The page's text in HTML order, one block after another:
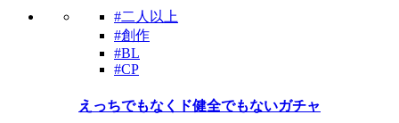
#二人以上
#創作
#BL
#CP
えっちでもなくド健全でもないガチャ